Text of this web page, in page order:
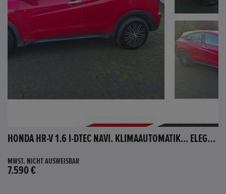
HONDA HR-V 1.6 I-DTEC NAVI. KLIMAAUTOMATIK... ELEGANCE
MWST. NICHT AUSWEISBAR
7.590 €